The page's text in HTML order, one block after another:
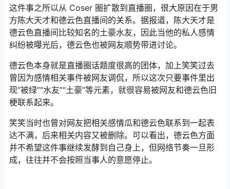
这件事之所以从 Coser 圈扩散到直播圈，很大原因在于男
方陈大天才和德云色直播间的关系。据报道，陈大天才是
德云色直播间比较知名的土豪水友，因此当他的私人感情
纠纷被曝光后，德云色也被网友顺势带进讨论。
德云色本身就是直播圈话题度很高的团体，加上笑笑过去
曾因为感情相关事件被网友调侃，所以这次只要事件里出
现“被绿”“水友”“土豪”等元素，就很容易被网友和德云色旧
梗联系起来。
笑笑当时也曾对网友把相关感情瓜和德云色联系到一起表
达不满，后来相关内容又被删除。可以看出，德云色方面
并不希望这件事继续发酵到自己身上，但网络节奏一旦形
成，往往并不会按照当事人的意愿停止。